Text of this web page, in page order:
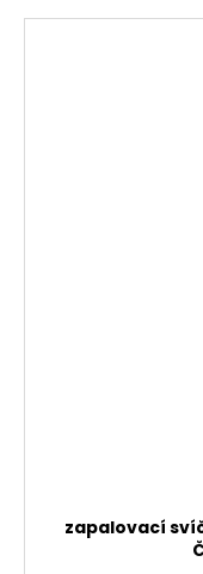
zapalovací